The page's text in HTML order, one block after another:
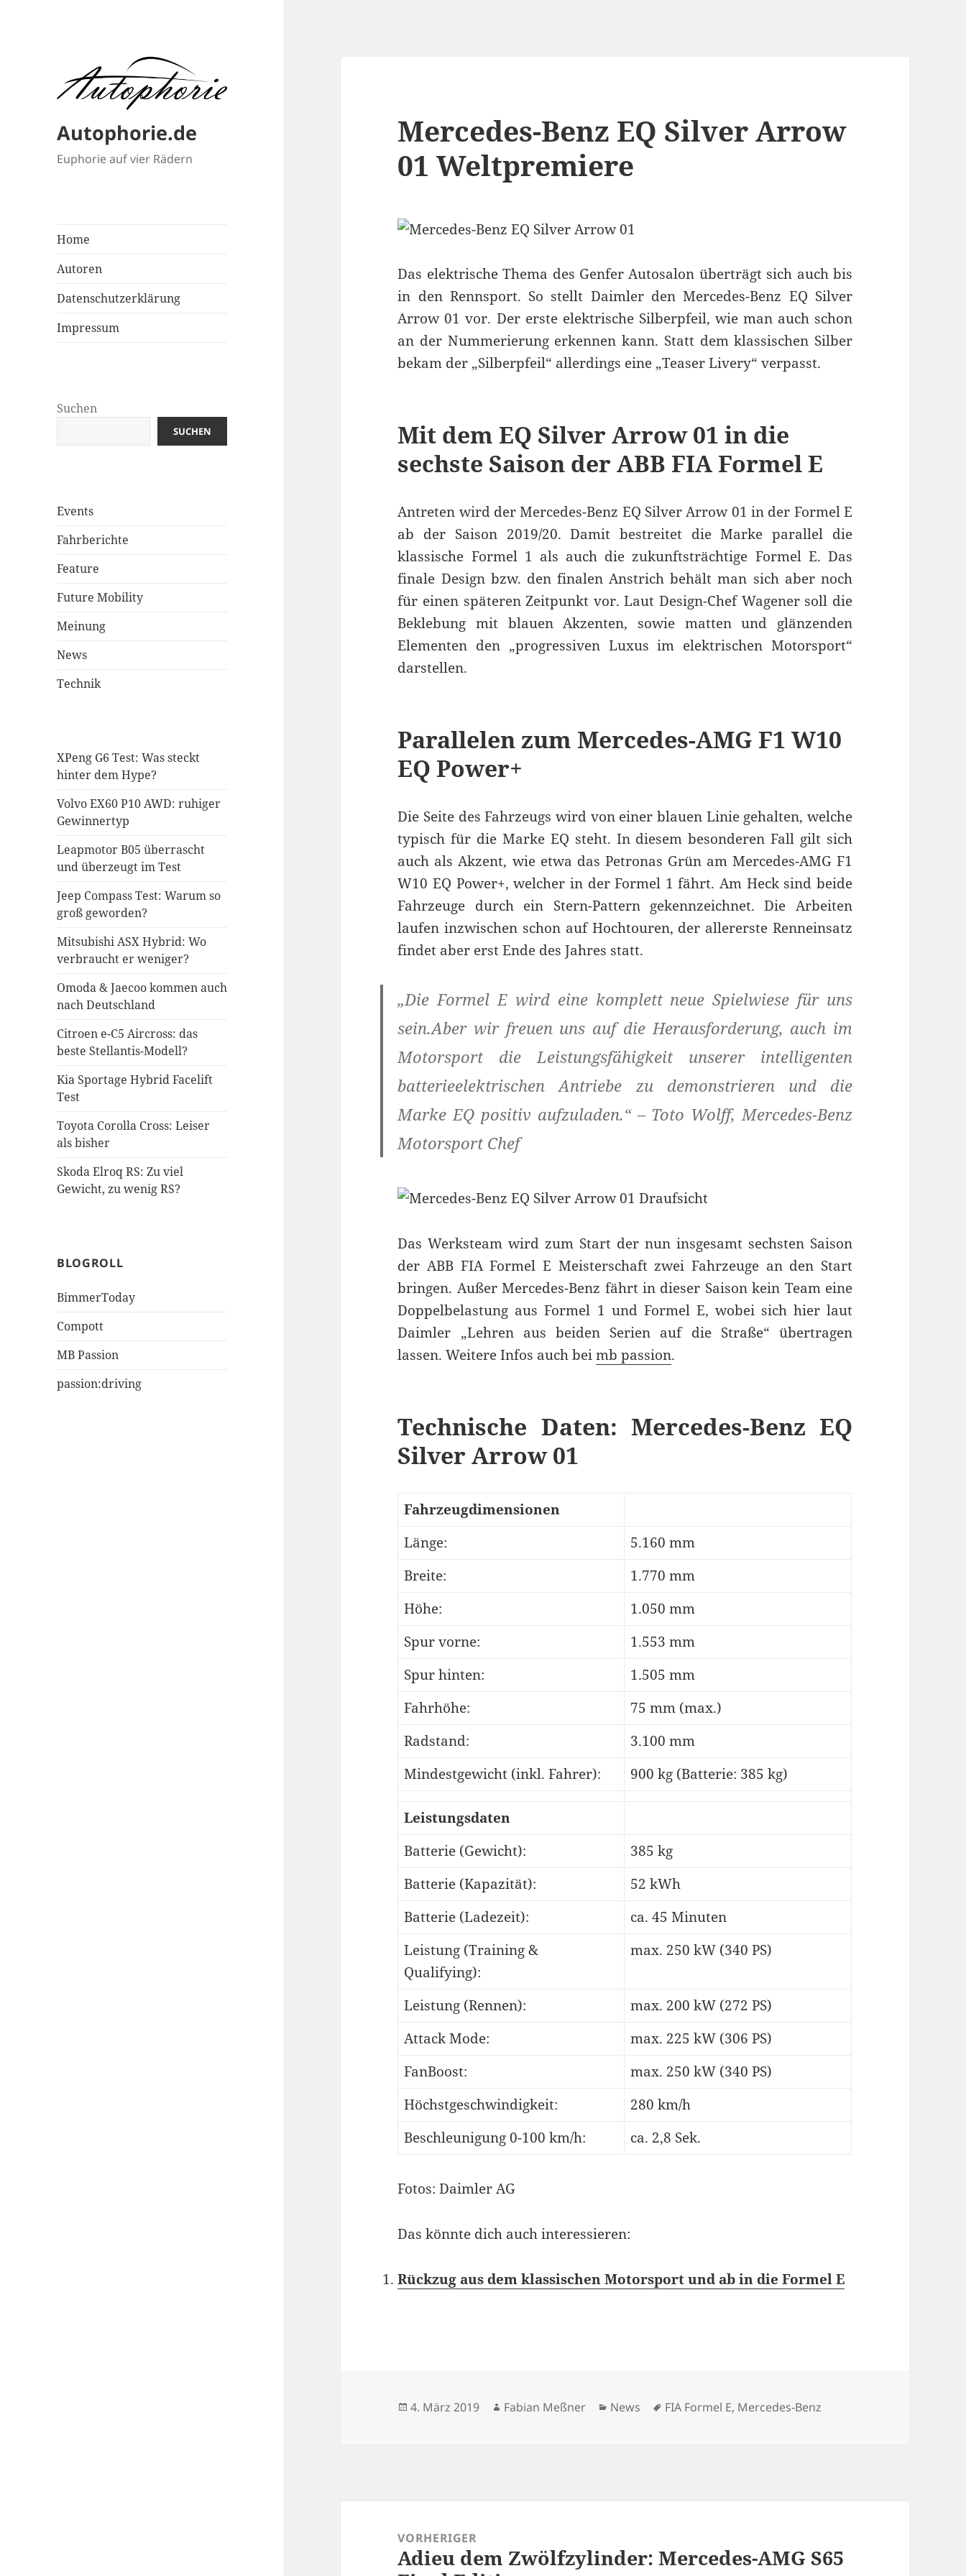
Autophorie.de
Euphorie auf vier Rädern
Home
Autoren
Datenschutzerklärung
Impressum
Suchen
SUCHEN
Events
Fahrberichte
Feature
Future Mobility
Meinung
News
Technik
XPeng G6 Test: Was steckt
hinter dem Hype?
Volvo EX60 P10 AWD: ruhiger
Gewinnertyp
Leapmotor B05 überrascht
und überzeugt im Test
Jeep Compass Test: Warum so
groß geworden?
Mitsubishi ASX Hybrid: Wo
verbraucht er weniger?
Omoda & Jaecoo kommen auch
nach Deutschland
Citroen e-C5 Aircross: das
beste Stellantis-Modell?
Kia Sportage Hybrid Facelift
Test
Toyota Corolla Cross: Leiser
als bisher
Skoda Elroq RS: Zu viel
Gewicht, zu wenig RS?
BLOGROLL
BimmerToday
Compott
MB Passion
passion:driving
Mercedes-Benz EQ Silver Arrow
01 Weltpremiere
Das elektrische Thema des Genfer Autosalon überträgt sich auch bis
in den Rennsport. So stellt Daimler den Mercedes-Benz EQ Silver
Arrow 01 vor. Der erste elektrische Silberpfeil, wie man auch schon
an der Nummerierung erkennen kann. Statt dem klassischen Silber
bekam der „Silberpfeil“ allerdings eine „Teaser Livery“ verpasst.
Mit dem EQ Silver Arrow 01 in die
sechste Saison der ABB FIA Formel E
Antreten wird der Mercedes-Benz EQ Silver Arrow 01 in der Formel E
ab der Saison 2019/20. Damit bestreitet die Marke parallel die
klassische Formel 1 als auch die zukunftsträchtige Formel E. Das
finale Design bzw. den finalen Anstrich behält man sich aber noch
für einen späteren Zeitpunkt vor. Laut Design-Chef Wagener soll die
Beklebung mit blauen Akzenten, sowie matten und glänzenden
Elementen den „progressiven Luxus im elektrischen Motorsport“
darstellen.
Parallelen zum Mercedes-AMG F1 W10
EQ Power+
Die Seite des Fahrzeugs wird von einer blauen Linie gehalten, welche
typisch für die Marke EQ steht. In diesem besonderen Fall gilt sich
auch als Akzent, wie etwa das Petronas Grün am Mercedes-AMG F1
W10 EQ Power+, welcher in der Formel 1 fährt. Am Heck sind beide
Fahrzeuge durch ein Stern-Pattern gekennzeichnet. Die Arbeiten
laufen inzwischen schon auf Hochtouren, der allererste Renneinsatz
findet aber erst Ende des Jahres statt.
„Die Formel E wird eine komplett neue Spielwiese für uns
sein.Aber wir freuen uns auf die Herausforderung, auch im
Motorsport die Leistungsfähigkeit unserer intelligenten
batterieelektrischen Antriebe zu demonstrieren und die
Marke EQ positiv aufzuladen.“ – Toto Wolff, Mercedes-Benz
Motorsport Chef
Das Werksteam wird zum Start der nun insgesamt sechsten Saison
der ABB FIA Formel E Meisterschaft zwei Fahrzeuge an den Start
bringen. Außer Mercedes-Benz fährt in dieser Saison kein Team eine
Doppelbelastung aus Formel 1 und Formel E, wobei sich hier laut
Daimler „Lehren aus beiden Serien auf die Straße“ übertragen
lassen. Weitere Infos auch beimb passion.
Technische Daten: Mercedes-Benz EQ
Silver Arrow 01
Fahrzeugdimensionen
Länge:
5.160 mm
Breite:
1.770 mm
Höhe:
1.050 mm
Spur vorne:
1.553 mm
Spur hinten:
1.505 mm
Fahrhöhe:
75 mm (max.)
Radstand:
3.100 mm
Mindestgewicht (inkl. Fahrer):
900 kg (Batterie: 385 kg)
Leistungsdaten
Batterie (Gewicht):
385 kg
Batterie (Kapazität):
52 kWh
Batterie (Ladezeit):
ca. 45 Minuten
Leistung (Training &
Qualifying):
max. 250 kW (340 PS)
Leistung (Rennen):
max. 200 kW (272 PS)
Attack Mode:
max. 225 kW (306 PS)
FanBoost:
max. 250 kW (340 PS)
Höchstgeschwindigkeit:
280 km/h
Beschleunigung 0-100 km/h:
ca. 2,8 Sek.
Fotos: Daimler AG
Das könnte dich auch interessieren:
Rückzug aus dem klassischen Motorsport und ab in die Formel E
Veröffentlicht
4. März 2019 Autor
Fabian Meßner Kategorien
News Schlagwörter
FIA Formel E, Mercedes-Benz
VORHERIGER
Vorheriger
Adieu dem Zwölfzylinder: Mercedes-AMG S65